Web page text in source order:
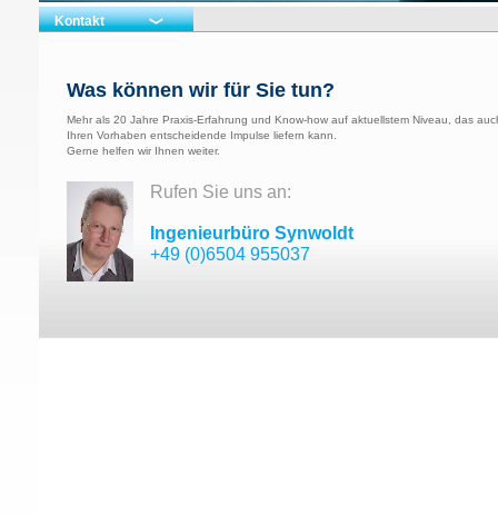
Kontakt
Was können wir für Sie tun?
Mehr als 20 Jahre Praxis-Erfahrung und Know-how auf aktuellstem Niveau, das
Ihren Vorhaben entscheidende Impulse liefern kann.
Gerne helfen wir Ihnen weiter.
Rufen Sie uns an:
Ingenieurbüro Synwoldt
+49 (0)6504 955037